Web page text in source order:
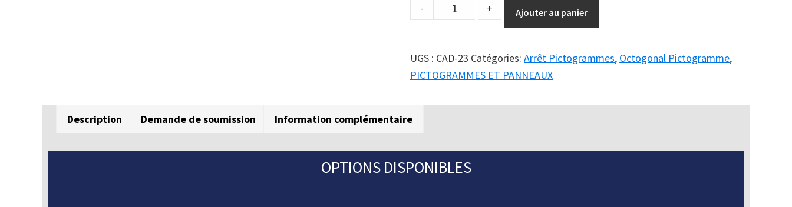
pictogramme
SURVEILLEZ
POUR
CHARGES
SUSPENDUES
- + Ajouter au panier
UGS : CAD-23 Catégories: Arrêt Pictogrammes, Octogonal Pictogramme,
PICTOGRAMMES ET PANNEAUX
Description Demande de soumission Information complémentaire
OPTIONS DISPONIBLES